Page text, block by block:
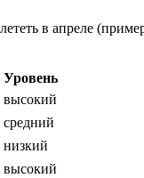
в апреле
Уровень
высокий
средний
низкий
высокий